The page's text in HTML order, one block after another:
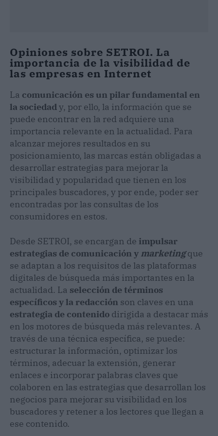
Opiniones sobre SETROI. La
importancia de la visibilidad de
las empresas en Internet
La comunicación es un pilar fundamental en
la sociedady, por ello, la información que se
puede encontrar en la red adquiere una
importancia relevante en la actualidad. Para
alcanzar mejores resultados en su
posicionamiento, las marcas están obligadas a
desarrollar estrategias para mejorar la
visibilidad y popularidad que tienen en los
principales buscadores, y por ende, poder ser
encontradas por las consultas de los
consumidores en estos.
Desde SETROI, se encargan de impulsar
estrategias de comunicación y marketing que
se adaptan a los requisitos de las plataformas
digitales de búsqueda más importantes en la
actualidad. La selección de términos
específicos y la redacción son claves en una
estrategia de contenido dirigida a destacar más
en los motores de búsqueda más relevantes. A
través de una técnica específica, se puede:
estructurar la información, optimizar los
términos, adecuar la extensión, generar
enlaces e incorporar palabras claves que
colaboren en las estrategias que desarrollan los
negocios para mejorar su visibilidad en los
buscadores y retener a los lectores que llegan a
ese contenido.